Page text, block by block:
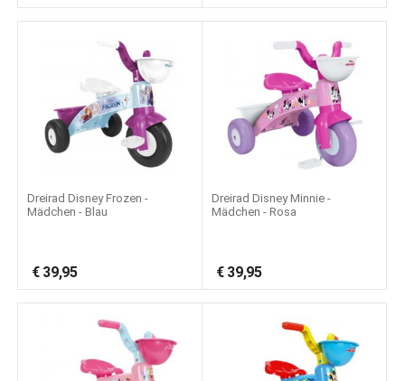
Dreirad Disney Frozen -
Mädchen - Blau
€ 39,95
Dreirad Disney Minnie -
Mädchen - Rosa
€ 39,95